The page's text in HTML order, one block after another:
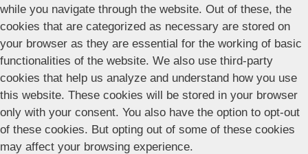
while you navigate through the website. Out of these, the
cookies that are categorized as necessary are stored on
your browser as they are essential for the working of basic
functionalities of the website. We also use third-party
cookies that help us analyze and understand how you use
this website. These cookies will be stored in your browser
only with your consent. You also have the option to opt-out
of these cookies. But opting out of some of these cookies
may affect your browsing experience.